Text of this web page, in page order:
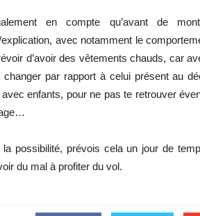
en compte qu’avant de
avec notamment le
d’avoir des vêtements chauds, car
changer par rapport à celui présent au
enfants, pour ne pas te retrouver
possibilité, prévois cela un jour de
du mal à profiter du vol.